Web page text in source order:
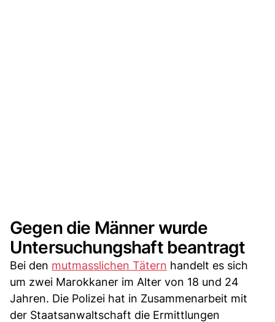
Gegen die Männer wurde
Untersuchungshaft beantragt
Bei den mutmasslichen Tätern handelt es sich
um zwei Marokkaner im Alter von 18 und 24
Jahren. Die Polizei hat in Zusammenarbeit mit
der Staatsanwaltschaft die Ermittlungen